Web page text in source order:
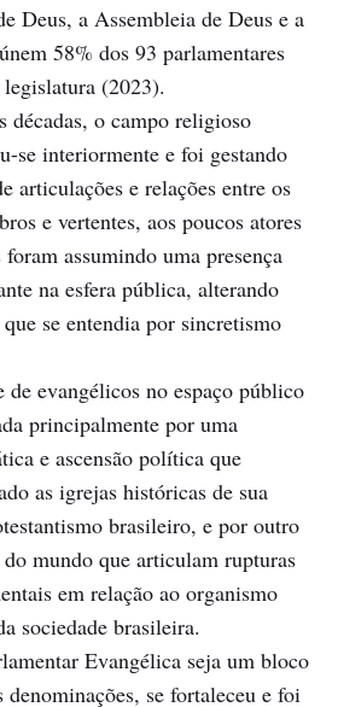
Deus, a Assembleia de Deus e a
58% dos 93 parlamentares
(2023).
décadas, o campo religioso
se interiormente e foi gestando
articulações e relações entre os
e vertentes, aos poucos atores
assumindo uma presença
na esfera pública, alterando
se entendia por sincretismo
de evangélicos no espaço público
principalmente por uma
e ascensão política que
as igrejas históricas de sua
brasileiro, e por outro
mundo que articulam rupturas
em relação ao organismo
sociedade brasileira.
Evangélica seja um bloco
denominações, se fortaleceu e foi